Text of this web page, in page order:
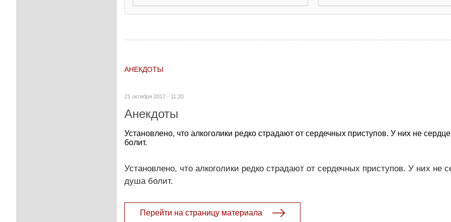
АНЕКДОТЫ
21 октября 2017 - 11:20
Анекдоты
Установлено, что алкоголики редко страдают от сердечных приступов. У них не
болит.
Установлено, что алкоголики редко страдают от сердечных приступов. У них не
душа болит.
Перейти на страницу материала